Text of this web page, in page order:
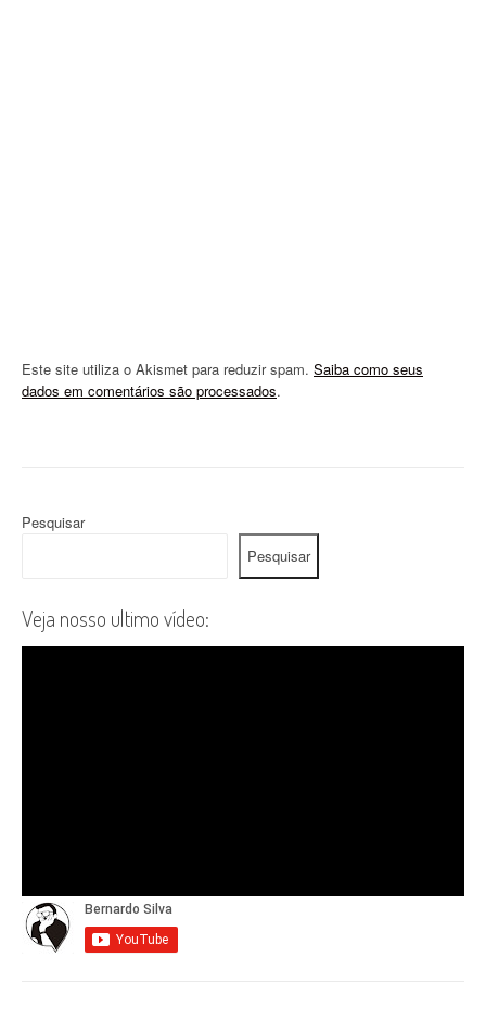
Este site utiliza o Akismet para reduzir spam. Saiba como seus
dados em comentários são processados.
Pesquisar
Pesquisar
Veja nosso ultimo vídeo: